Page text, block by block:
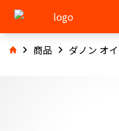
商品 ダノン オ